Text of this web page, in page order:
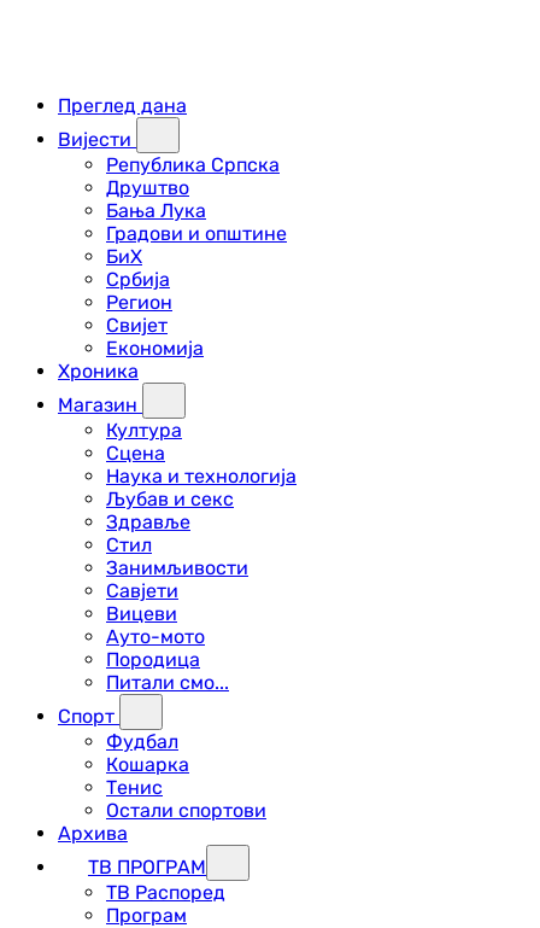
Преглед дана
Вијести
Република Српска
Друштво
Бања Лука
Градови и општине
БиХ
Србија
Регион
Свијет
Економија
Хроника
Магазин
Култура
Сцена
Наука и технологија
Љубав и секс
Здравље
Стил
Занимљивости
Савјети
Вицеви
Ауто-мото
Породица
Питали смо...
Спорт
Фудбал
Кошарка
Тенис
Остали спортови
Архива
ТВ ПРОГРАМ
ТВ Распоред
Програм